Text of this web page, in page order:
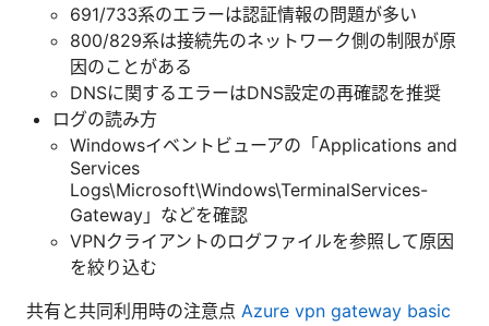
691/733系のエラーは認証情報の問題が多い
800/829系は接続先のネットワーク側の制限が原
因のことがある
DNSに関するエラーはDNS設定の再確認を推奨
ログの読み方
Windowsイベントビューアの「Applications and
Services
Logs\Microsoft\Windows\TerminalServices-
Gateway」などを確認
VPNクライアントのログファイルを参照して原因
を絞り込む
共有と共同利用時の注意点 Azure vpn gateway basic